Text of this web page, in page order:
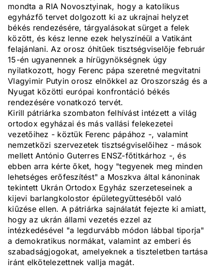
mondta a RIA Novosztyinak, hogy a katolikus
egyházfő tervet dolgozott ki az ukrajnai helyzet
békés rendezésére, tárgyalásokat sürget a felek
között, és kész lenne ezek helyszínéül a Vatikánt
felajánlani. Az orosz óhitűek tisztségviselője február
15-én ugyanennek a hírügynökségnek úgy
nyilatkozott, hogy Ferenc pápa szeretné megvitatni
Vlagyimir Putyin orosz elnökkel az Oroszország és a
Nyugat közötti európai konfrontáció békés
rendezésére vonatkozó tervét.
Kirill pátriárka szombaton felhívást intézett a világ
ortodox egyházai és más vallási felekezetei
vezetőihez - köztük Ferenc pápához -, valamint
nemzetközi szervezetek tisztségviselőihez - mások
mellett António Guterres ENSZ-főtitkárhoz -, és
ebben arra kérte őket, hogy "tegyenek meg minden
lehetséges erőfeszítést" a Moszkva által kánoninak
tekintett Ukrán Ortodox Egyház szerzeteseinek a
kijevi barlangkolostor épületegyütteséből való
kiűzése ellen. A pátriárka sajnálatát fejezte ki amiatt,
hogy az ukrán állami vezetés ezzel az
intézkedésével "a legdurvább módon lábbal tiporja"
a demokratikus normákat, valamint az emberi és
szabadságjogokat, amelyeknek a tiszteletben tartása
iránt elkötelezettnek vallja magát.